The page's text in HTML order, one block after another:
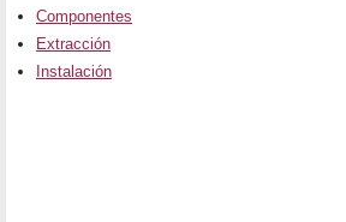
Componentes
Extracción
Instalación